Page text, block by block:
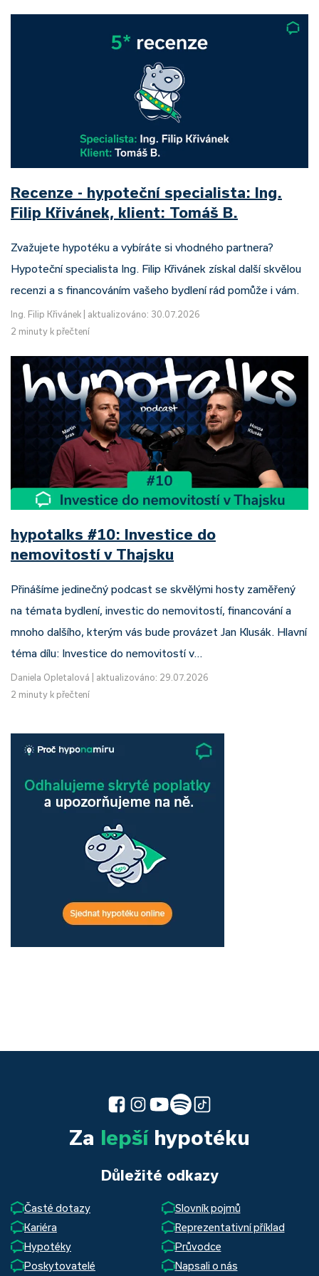
Recenze - hypoteční specialista: Ing.
Filip Křivánek, klient: Tomáš B.
Zvažujete hypotéku a vybíráte si vhodného partnera?
Hypoteční specialista Ing. Filip Křivánek získal další skvělou
recenzi a s financováním vašeho bydlení rád pomůže i vám.
Ing. Filip Křivánek
aktualizováno: 30.07.2026
2 minuty k přečtení
hypotalks #10: Investice do
nemovitostí v Thajsku
Přinášíme jedinečný podcast se skvělými hosty zaměřený
na témata bydlení, investic do nemovitostí, financování a
mnoho dalšího, kterým vás bude provázet Jan Klusák. Hlavní
téma dílu: Investice do nemovitostí v…
Daniela Opletalová
aktualizováno: 29.07.2026
2 minuty k přečtení
Za lepšíhypotéku
Důležité odkazy
Časté dotazy
Slovník pojmů
Kariéra
Reprezentativní příklad
Hypotéky
Průvodce
Poskytovatelé
Napsali o nás